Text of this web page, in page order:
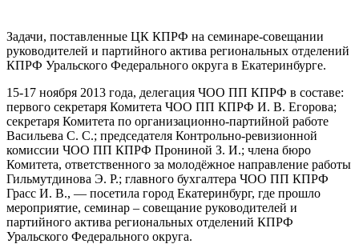
Задачи, поставленные ЦК КПРФ на семинаре-совещании
руководителей и партийного актива региональных отделений
КПРФ Уральского Федерального округа в Екатеринбурге.
15-17 ноября 2013 года, делегация ЧОО ПП КПРФ в составе:
первого секретаря Комитета ЧОО ПП КПРФ И. В. Егорова;
секретаря Комитета по организационно-партийной работе
Васильева С. С.; председателя Контрольно-ревизионной
комиссии ЧОО ПП КПРФ Прониной З. И.; члена бюро
Комитета, ответственного за молодёжное направление работы
Гильмутдинова Э. Р.; главного бухгалтера ЧОО ПП КПРФ
Грасс И. В., — посетила город Екатеринбург, где прошло
мероприятие, семинар – совещание руководителей и
партийного актива региональных отделений КПРФ
Уральского Федерального округа.